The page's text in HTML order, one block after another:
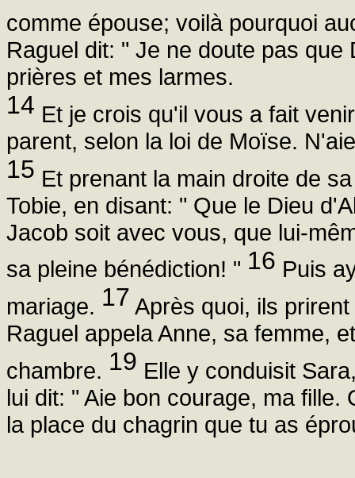
comme épouse; voilà pourquoi
Raguel dit: " Je ne doute pas
prières et mes larmes.
14 Et je crois qu'il vous a fait
parent, selon la loi de Moïse.
15 Et prenant la main droite de
Tobie, en disant: " Que le Dieu
Jacob soit avec vous, que lui-
sa pleine bénédiction! " 16 Puis
mariage. 17 Après quoi, ils
Raguel appela Anne, sa femme,
chambre. 19 Elle y conduisit
lui dit: " Aie bon courage, ma
la place du chagrin que tu as